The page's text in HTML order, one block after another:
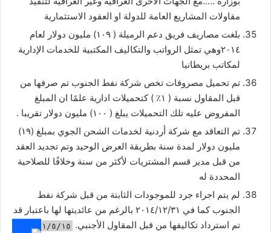
مقاولات المشاريع العامة للدولة او العقود الاستثمارية
بلغت مصاريف فريق دعم الرميلة ( ١٠٩) مليون دولار لعام
٢٠١٤وهي تمثل الرواتب والتكاليف المكتبية للخدمات الإدارية
لمكاتب بريطانيا
تم تحميل مصروفات تخص شركة نفط الجنوب تم صرفها من
قبل المقاول نسبة ( ١٪؜ ) كتحميلات ادارية علمًا ان المبلغ
المفروض عليه تلك التحميلات يبلغ ( ١٠٠) مليون دولار تقريبا .
تم التعاقد مع شركة أردنية لخدمات الشحن الجوي بمبلغ (١٩)
مليون دولار لمدة سنة بطريقة العرض الوحيد وتم تجديد العقد
من قبل مدير قسم المشتريات لأكثر من سنة وخلافًا للصلاحية
المحددة له
لم يتم اجراء جرد للموجودات الثابتة من قبل شركة نفط
الجنوب كما في ٢٠١٤/١٢/٣١ بالرغم من عائديتها لها باعتبار قد
تم استرداد تكاليفها من قبل المقاول الأجنبي. ٢٠٢١/٥/١٥